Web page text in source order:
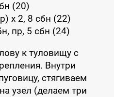
(20)
x 2, 8 сбн (22)
пр, 5 сбн (24)
к туловищу с
Внутри
стягиваем
узел (делаем три